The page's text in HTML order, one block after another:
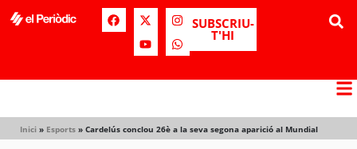
SUBSCRIU-
T'HI
Inici » Esports » Cardelús conclou 26è a la seva segona aparició al Mundial